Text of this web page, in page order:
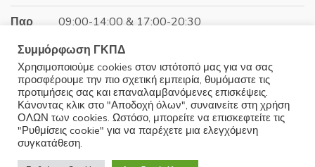
Παρ 09:00-14:00 & 17:00-20:30
Σαβ 09:00-15:00
Κυρ Κλειστά
© 2025 Minoudis Home. All Rights Reserved
Συμμόρφωση ΓΚΠΔ
Χρησιμοποιούμε cookies στον ιστότοπό μας για να σας
προσφέρουμε την πιο σχετική εμπειρία, θυμόμαστε τις
προτιμήσεις σας και επαναλαμβανόμενες επισκέψεις.
Κάνοντας κλικ στο "Αποδοχή όλων", συναινείτε στη χρήση
ΟΛΩΝ των cookies. Ωστόσο, μπορείτε να επισκεφτείτε τις
"Ρυθμίσεις cookie" για να παρέχετε μια ελεγχόμενη
συγκατάθεση.